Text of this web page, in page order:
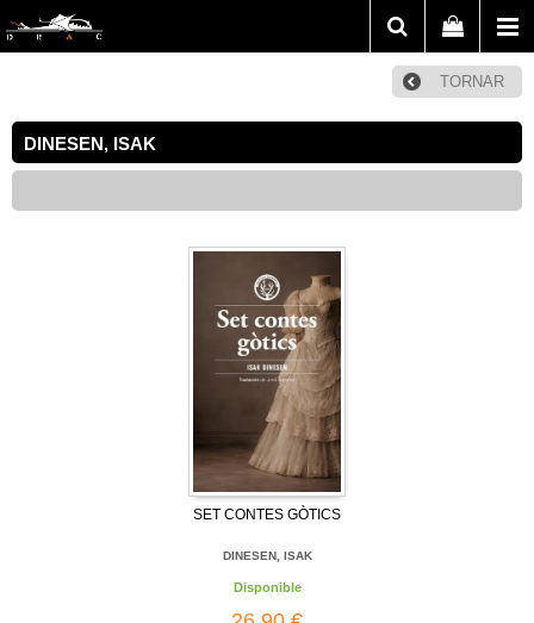
TORNAR
DINESEN, ISAK
SET CONTES GÒTICS
DINESEN, ISAK
Disponible